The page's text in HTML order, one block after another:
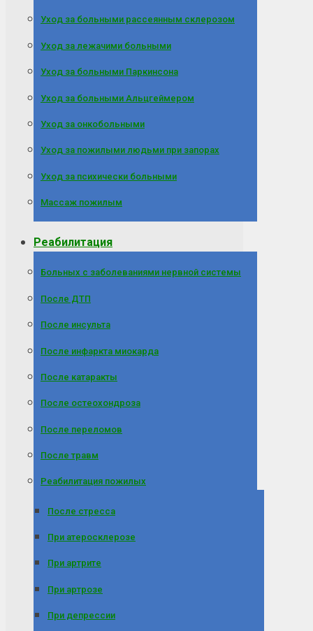
Уход за больными рассеянным склерозом
Уход за лежачими больными
Уход за больными Паркинсона
Уход за больными Альцгеймером
Уход за онкобольными
Уход за пожилыми людьми при запорах
Уход за психически больными
Массаж пожилым
Реабилитация
Больных с заболеваниями нервной системы
После ДТП
После инсульта
После инфаркта миокарда
После катаракты
После остеохондроза
После переломов
После травм
Реабилитация пожилых
После стресса
При атеросклерозе
При артрите
При артрозе
При депрессии